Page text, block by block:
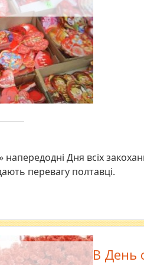
напередодні Дня всіх
перевагу полтавці.
В День